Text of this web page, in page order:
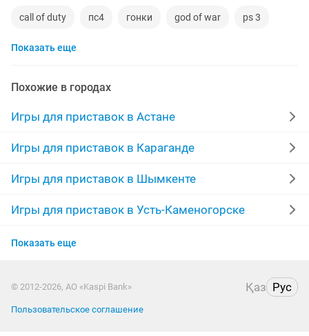
call of duty пс4 гонки god of war ps 3
need for speed
новые ps4 zero sony playstation
диски на ps4 horizon диски ps
Показать еще
Похожие в городах
Игры для приставок в Астане
Игры для приставок в Караганде
Игры для приставок в Шымкенте
Игры для приставок в Усть-Каменогорске
Игры для приставок в Актобе
Игры для приставок в Павлодаре
Показать еще
© 2012-2026, АО «Kaspi Bank» Қаз Рус
Пользовательское соглашение